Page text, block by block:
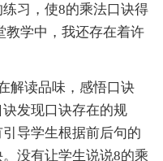
习，使8的乘法口诀得
教学中，我还存在着许
解读品味，感悟口诀
发现口诀存在的规
导学生根据前后句的
没有让学生说说8的乘